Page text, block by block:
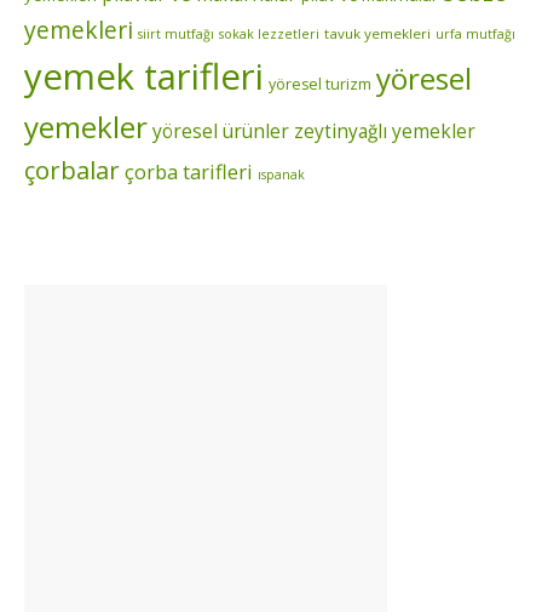
yemekleri siirt mutfağı sokak lezzetleri tavuk yemekleri urfa mutfağı
yemek tarifleri yöresel turizm yöresel
yemekleryöresel ürünler zeytinyağlı yemekler
çorbalarçorba tarifleri ıspanak